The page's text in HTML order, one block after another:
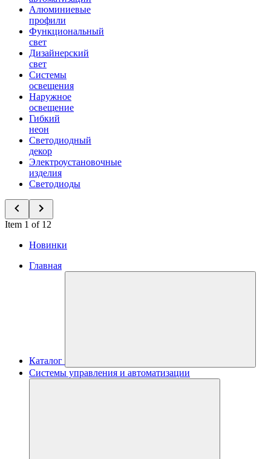
Алюминиевые
профили
Функциональный
свет
Дизайнерский
свет
Системы
освещения
Наружное
освещение
Гибкий
неон
Светодиодный
декор
Электроустановочные
изделия
Светодиоды
Item 1 of 12
Новинки
Главная
Каталог
Системы управления и автоматизации